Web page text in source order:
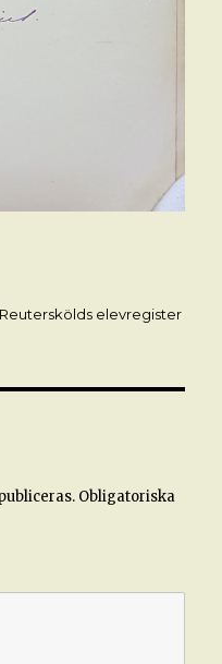
elevregister
Obligatoriska